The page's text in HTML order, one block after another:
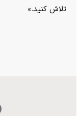
تلاش کنید.»